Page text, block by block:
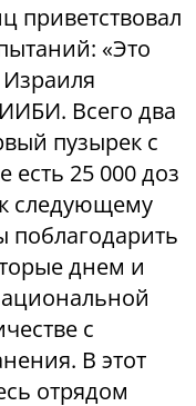
приветствовал
«Это
Всего два
пузырек с
есть 25 000 доз
следующему
поблагодарить
днем ​​и
с
В этот
отрядом